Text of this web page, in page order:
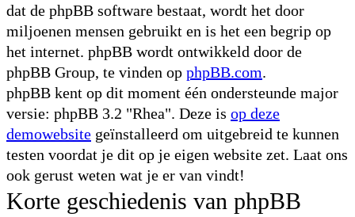
dat de phpBB software bestaat, wordt het door
miljoenen mensen gebruikt en is het een begrip op
het internet. phpBB wordt ontwikkeld door de
phpBB Group, te vinden op phpBB.com.
phpBB kent op dit moment één ondersteunde major
versie: phpBB 3.2 "Rhea". Deze is op deze
demowebsite geïnstalleerd om uitgebreid te kunnen
testen voordat je dit op je eigen website zet. Laat ons
ook gerust weten wat je er van vindt!
Korte geschiedenis van phpBB